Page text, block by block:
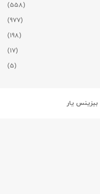
(558)
(977)
(198)
(17)
(5)
بیزینس یار